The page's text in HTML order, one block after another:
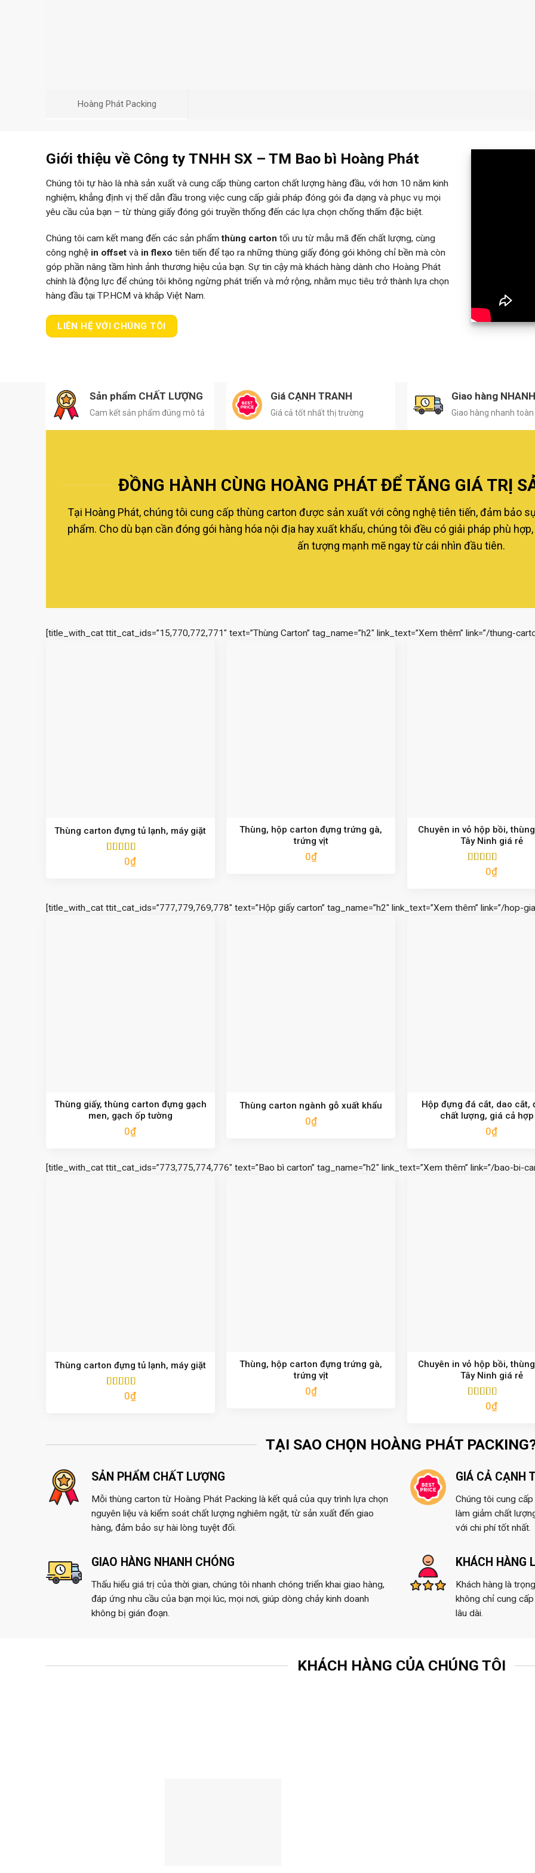
Hoàng Phát Packing
Giới thiệu về Công ty TNHH SX – TM Bao bì Hoàng Phát
Chúng tôi tự hào là nhà sản xuất và cung cấp thùng carton chất lượng hàng đầu, với hơn 10 năm kinh
nghiệm, khẳng định vị thế dẫn đầu trong việc cung cấp giải pháp đóng gói đa dạng và phục vụ mọi
yêu cầu của bạn – từ thùng giấy đóng gói truyền thống đến các lựa chọn chống thấm đặc biệt.
Chúng tôi cam kết mang đến các sản phẩmthùng carton tối ưu từ mẫu mã đến chất lượng, cùng
công nghệ in offset và in flexo tiên tiến để tạo ra những thùng giấy đóng gói không chỉ bền mà còn
góp phần nâng tầm hình ảnh thương hiệu của bạn. Sự tin cậy mà khách hàng dành cho Hoàng Phát
chính là động lực để chúng tôi không ngừng phát triển và mở rộng, nhằm mục tiêu trở thành lựa chọn
hàng đầu tại TP.HCM và khắp Việt Nam.
LIÊN HỆ VỚI CHÚNG TÔI
Sản phẩm CHẤT LƯỢNG
Cam kết sản phẩm đúng mô tả
Giá CẠNH TRANH
Giá cả tốt nhất thị trường
Giao hàng NHANH
Giao hàng nhanh
ĐỒNG HÀNH CÙNG HOÀNG PHÁT ĐỂ TĂNG GIÁ TRỊ
Tại Hoàng Phát, chúng tôi cung cấp thùng carton được sản xuất với công nghệ tiên tiến, đảm bảo
phẩm. Cho dù bạn cần đóng gói hàng hóa nội địa hay xuất khẩu, chúng tôi đều có giải pháp phù
ấn tượng mạnh mẽ ngay từ cái nhìn đầu tiên.
[title_with_cat ttit_cat_ids=”15,770,772,771″ text=”Thùng Carton” tag_name=”h2″ link_text=”Xem thêm” link=”/thung-
Thùng carton đựng tủ lạnh, máy giặt
Được xếp
0₫
Thùng, hộp carton đựng trứng gà,
trứng vịt
0₫
Chuyên in vỏ hộp bồi,
Tây Ninh giá rẻ
Được xếp
0₫
[title_with_cat ttit_cat_ids=”777,779,769,778″ text=”Hộp giấy carton” tag_name=”h2″ link_text=”Xem thêm” link=”/hop-
Thùng giấy, thùng carton đựng gạch
men, gạch ốp tường
0₫
Thùng carton ngành gỗ xuất khẩu
0₫
Hộp đựng đá cắt, dao cắt,
chất lượng, giá cả
0₫
[title_with_cat ttit_cat_ids=”773,775,774,776″ text=”Bao bì carton” tag_name=”h2″ link_text=”Xem thêm” link=”/bao-bi-
Thùng carton đựng tủ lạnh, máy giặt
Được xếp
0₫
Thùng, hộp carton đựng trứng gà,
trứng vịt
0₫
Chuyên in vỏ hộp bồi,
Tây Ninh giá rẻ
Được xếp
0₫
TẠI SAO CHỌN HOÀNG PHÁT
SẢN PHẨM CHẤT LƯỢNG
Mỗi thùng carton từ Hoàng Phát Packing là kết quả của quy trình lựa chọn
nguyên liệu và kiểm soát chất lượng nghiêm ngặt, từ sản xuất đến giao
hàng, đảm bảo sự hài lòng tuyệt đối.
GIÁ CẢ CẠNH
Chúng tôi cung
làm giảm chất
với chi phí tốt nhất.
GIAO HÀNG NHANH CHÓNG
Thấu hiểu giá trị của thời gian, chúng tôi nhanh chóng triển khai giao hàng,
đáp ứng nhu cầu của bạn mọi lúc, mọi nơi, giúp dòng chảy kinh doanh
không bị gián đoạn.
KHÁCH HÀNG
Khách hàng là
không chỉ cung
lâu dài.
KHÁCH HÀNG CỦA CHÚNG TÔI